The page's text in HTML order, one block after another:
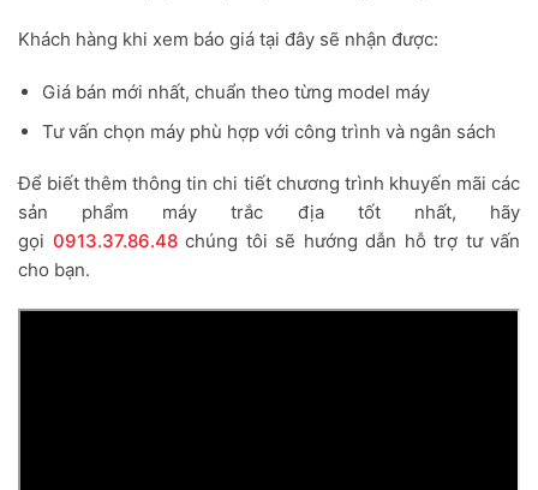
Khách hàng khi xem báo giá tại đây sẽ nhận được:
Giá bán mới nhất, chuẩn theo từng model máy
Tư vấn chọn máy phù hợp với công trình và ngân sách
Để biết thêm thông tin chi tiết chương trình khuyến mãi các
sản phẩm máy trắc địa tốt nhất, hãy
gọi 0913.37.86.48 chúng tôi sẽ hướng dẫn hỗ trợ tư vấn
cho bạn.